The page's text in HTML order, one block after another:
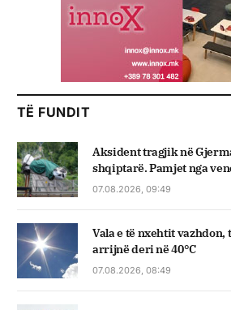
TË FUNDIT
Aksident tragjik në
shqiptarë. Pamjet nga
07.08.2026, 09:49
Vala e të nxehtit
arrijnë deri në 40°C
07.08.2026, 08:49